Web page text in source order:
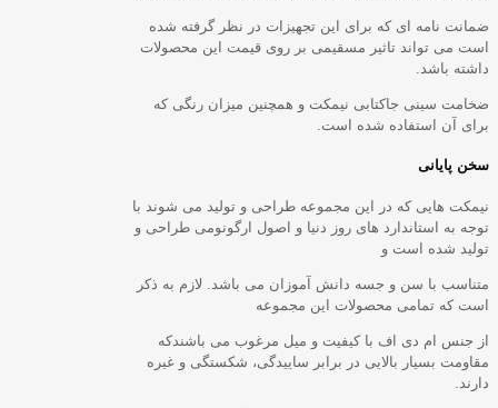
ضمانت نامه ای که برای این تجهیزات در نظر گرفته شده
است می تواند تاثیر مسقیمی بر روی قیمت این محصولات
داشته باشد.
ضخامت سینی جاکتابی نیمکت و همچنین میزان رنگی که
برای آن استفاده شده است.
سخن پایانی
نیمکت هایی که در این مجموعه طراحی و تولید می شوند با
توجه به استاندارد های روز دنیا و اصول ارگونومی طراحی و
تولید شده است و
متناسب با سن و جسه دانش آموزان می باشد. لازم به ذکر
است که تمامی محصولات این مجموعه
از جنس ام دی اف با کیفیت و میل مرغوب می باشندکه
مقاومت بسیار بالایی در برابر ساییدگی، شکستگی و غیره
دارند.